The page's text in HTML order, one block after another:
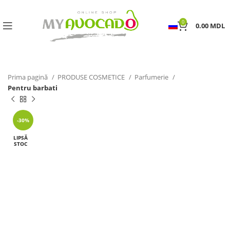
0 0.00 MDL
Prima pagină PRODUSE COSMETICE
Parfumerie
Pentru barbati
-30%
LIPSĂ
STOC